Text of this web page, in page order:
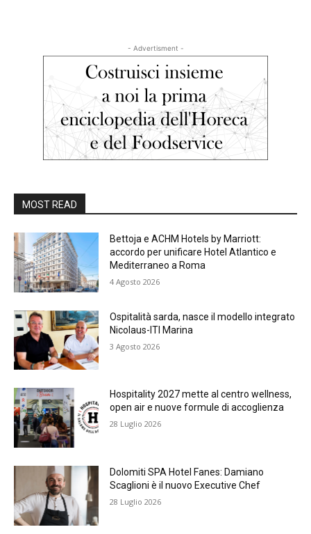
- Advertisment -
MOST READ
Bettoja e ACHM Hotels by Marriott:
accordo per unificare Hotel Atlantico e
Mediterraneo a Roma
4 Agosto 2026
Ospitalità sarda, nasce il modello integrato
Nicolaus-ITI Marina
3 Agosto 2026
Hospitality 2027 mette al centro wellness,
open air e nuove formule di accoglienza
28 Luglio 2026
Dolomiti SPA Hotel Fanes: Damiano
Scaglioni è il nuovo Executive Chef
28 Luglio 2026